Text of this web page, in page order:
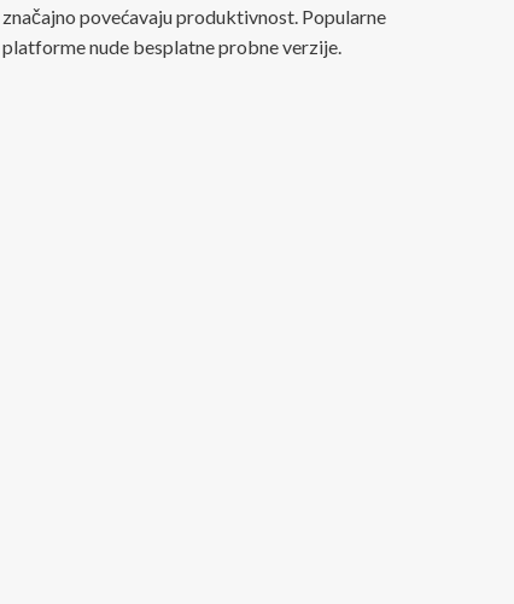
značajno povećavaju produktivnost. Popularne
platforme nude besplatne probne verzije.